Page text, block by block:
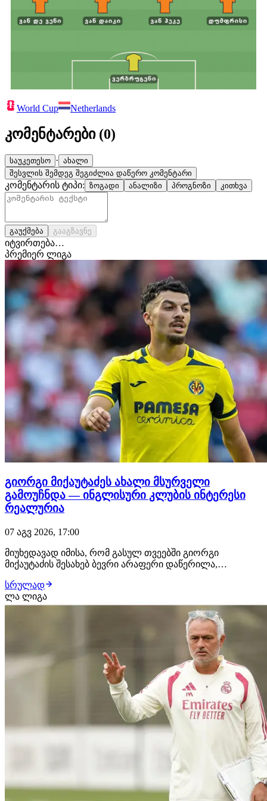
World Cup Netherlands
კომენტარები (0)
საუკეთესო · ახალი
შესვლის შემდეგ შეგიძლია დაწერო კომენტარი
კომენტარის ტიპი: ზოგადი ანალიზი პროგნოზი კითხვა
გაუქმება გააგზავნე
იტვირთება…
პრემიერ ლიგა
გიორგი მიქაუტაძეს ახალი მსურველი
გამოუჩნდა — ინგლისური კლუბის ინტერესი
რეალურია
07 აგვ 2026, 17:00
მიუხედავად იმისა, რომ გასულ თვეებში გიორგი
მიქაუტაძის შესახებ ბევრი არაფერი დაწერილა,
ფანჯრის ერთ-ერთ მოთხოვნად ფეხბურთელად ამ
დრომდე რჩება. როგორც ჩვენთვის ხდება ცნობილი,
ქართველი თავდამსხმელით ტოტენჰემი ინტერესდება.
სრულად
ლა ლიგა